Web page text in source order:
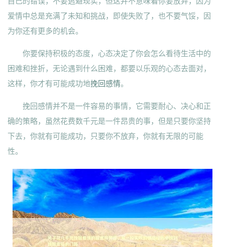
爱情中总是充满了未知和挑战，即使失败了，也不要气馁，因
为你还有更多的机会。
你要保持积极的态度，心态决定了你会怎么看待生活中的
困难和挫折，无论遇到什么困难，都要以乐观的心态去面对，
这样，你才有可能成功地挽回感情。
挽回感情并不是一件容易的事情，它需要耐心、决心和正
确的策略，虽然花费数千元是一件昂贵的事，但是只要你坚持
下去，你就有可能成功，只要你不放弃，你就有无限的可能
性。